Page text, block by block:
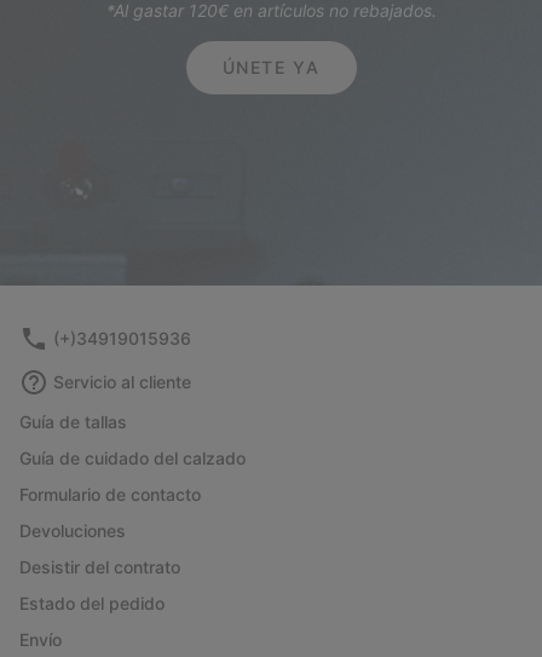
*Al gastar 120€ en artículos no rebajados.
ÚNETE YA
(+)34919015936
Servicio al cliente
Guía de tallas
Guía de cuidado del calzado
Formulario de contacto
Devoluciones
Desistir del contrato
Estado del pedido
Envío